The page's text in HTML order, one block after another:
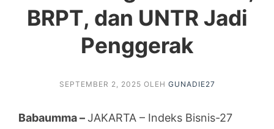
BRPT, dan UNTR Jadi
Penggerak
SEPTEMBER 2, 2025 OLEH GUNADIE27
Babaumma –JAKARTA – Indeks Bisnis-27